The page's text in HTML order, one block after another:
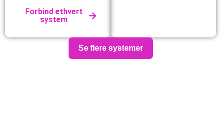
Forbind ethvert
system
Se flere systemer